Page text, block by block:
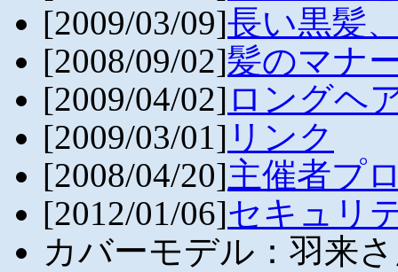
[2009/03/09]長い黒髪
[2008/09/02]髪のマナ
[2009/04/02] ロングヘ
[2009/03/01] リンク
[2008/04/20]主催者プ
[2012/01/06]セキュリ
カバーモデル：羽来